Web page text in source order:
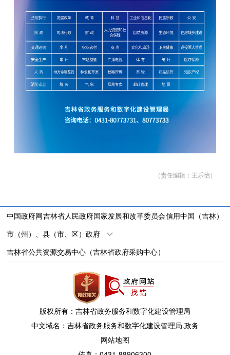
（责任编辑： 王乐怡）
中国政府网吉林省人民政府国家发展和改革委员会信用中国（吉林）
市（州）、县（市、区）政府
吉林省公共资源交易中心（吉林省政府采购中心）
版权所有：吉林省政务服务和数字化建设管理局
中文域名：吉林省政务服务和数字化建设管理局.政务
网站地图